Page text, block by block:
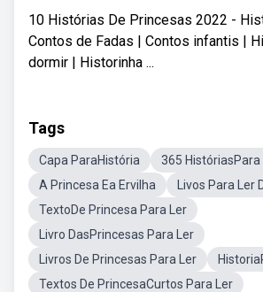
10 Histórias De Princesas 2022 -
Contos de Fadas | Contos infantis |
dormir | Historinha ...
Tags
Capa ParaHistória
365
A Princesa Ea Ervilha
Livos Para Ler
TextoDe Princesa Para Ler
Livro DasPrincesas Para Ler
Livros De Princesas Para Ler
Textos De PrincesaCurtos Para Ler